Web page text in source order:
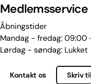
Medlemsservice
Åbningstider
Mandag - fredag: 09:00
Lørdag - søndag: Lukket
Kontakt os Skriv